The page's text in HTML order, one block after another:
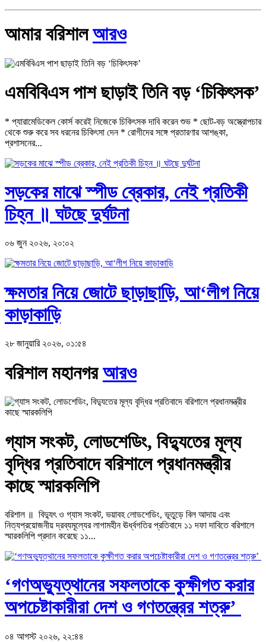
আমার বরিশালআরও
এমবিবিএস পাশ ছাড়াই তিনি বড় ‘চিকিৎসক’
* প্যারামেডিকেল কোর্স করেই নিজেকে চিকিৎসক দাবি করেন শুভ * ছোট-বড় অস্ত্রোপচার
থেকে শুরু করে সব ধরনের চিকিৎসা দেন * রোগীদের সঙ্গে প্রতারণার আশঙ্কা,
প্রশাসনের...
সড়কের মাঝে স্পীড ব্রেকার, নেই প্রতিকী
চিহ্ন ॥ ঘটছে দুর্ঘটনা
০৬ জুন ২০২৬, ২০:০২
ক্ষমতার নিয়ে জোটে ছাড়াছাড়ি, আ‘লীগ নিয়ে
কাড়াকাড়ি
২৮ জানুয়ারি ২০২৬, ০১:৫৪
বরিশাল মহানগরআরও
গ্যাস সংকট, লোডশেডিং, বিদ্যুতের মূল্য
বৃদ্ধির প্রতিবাদে বরিশালে প্রধানমন্ত্রীর
কাছে স্মারকলিপি
বরিশাল ॥ বিদ্যুৎ ও গ্যাস সংকট, ভয়াবহ লোডশেডিং, ভূতুড়ে বিল আদায় এবং
নিত্যপ্রয়োজনীয় দ্রব্যমূল্যের লাগামহীন ঊর্ধ্বগতির প্রতিবাদে ১১ দফা দাবিতে বরিশালে
স্মারকলিপি প্রদান করেছে ১১...
‘গণঅভ্যুত্থানের সফলতাকে কুক্ষীগত করার
অপচেষ্টাকারীরা দেশ ও গণতন্ত্রের শত্রু’
০৪ আগস্ট ২০২৬, ২২:৪৪